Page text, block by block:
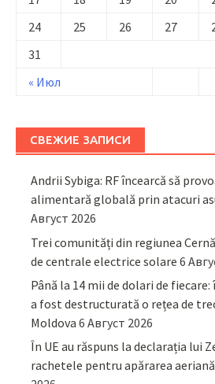
« Июл
24
25 26 27
31
СВЕЖИЕ ЗАПИСИ
Andrii Sybiga: RF încearcă să
alimentară globală prin atacuri
Август 2026
Trei comunități din regiunea
de centrale electrice solare 6
Până la 14 mii de dolari de
a fost destructurată o rețea de
Moldova 6 Август 2026
În UE au răspuns la declarația lui
rachetele pentru apărarea